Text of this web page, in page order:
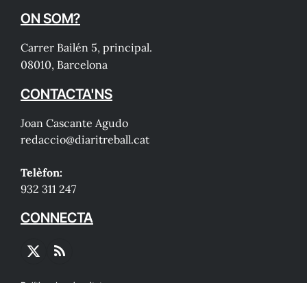
ON SOM?
Carrer Bailén 5, principal.
08010, Barcelona
CONTACTA'NS
Joan Cascante Agudo
redaccio@diaritreball.cat
Telèfon:
932 311 247
CONNECTA
X
RSS